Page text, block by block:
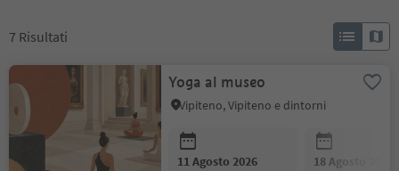
7 Risultati
Yoga al museo
Vipiteno, Vipiteno e dintorni
11 Agosto 2026 18 Agosto 2026